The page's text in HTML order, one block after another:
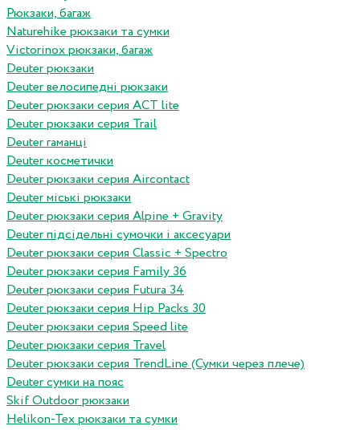
Рюкзаки, багаж
Naturehike рюкзаки та сумки
Victorinox рюкзаки, багаж
Deuter рюкзаки
Deuter велосипедні рюкзаки
Deuter рюкзаки серия ACT lite
Deuter рюкзаки серия Trail
Deuter гаманці
Deuter косметички
Deuter рюкзаки серия Aircontact
Deuter міські рюкзаки
Deuter рюкзаки серия Alpine + Gravity
Deuter підсідельні сумочки і аксесуари
Deuter рюкзаки серия Classic + Spectro
Deuter рюкзаки серия Family 36
Deuter рюкзаки серия Futura 34
Deuter рюкзаки серия Hip Packs 30
Deuter рюкзаки серия Speed lite
Deuter рюкзаки серия Travel
Deuter рюкзаки серия TrendLine (Сумки через плече)
Deuter сумки на пояс
Skif Outdoor рюкзаки
Helikon-Tex рюкзаки та сумки